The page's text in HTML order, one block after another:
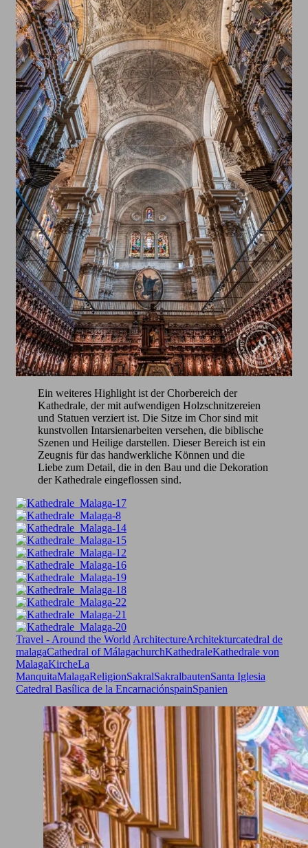
Ein weiteres Highlight ist der Chorbereich der
Kathedrale, der mit aufwendigen Holzschnitzereien
und Statuen verziert ist. Die Sitze im Chor sind mit
kunstvollen Intarsienarbeiten versehen, die biblische
Szenen und Heilige darstellen. Dieser Bereich ist ein
Zeugnis für das handwerkliche Können und die
Liebe zum Detail, die in den Bau und die Dekoration
der Kathedrale eingeflossen sind.
Travel - Around the World ArchitectureArchitekturcatedral de
malagaCathedral of MálagachurchKathedraleKathedrale von
MalagaKircheLa
ManquitaMalagaReligionSakralSakralbautenSanta Iglesia
Catedral Basílica de la EncarnaciónspainSpanien